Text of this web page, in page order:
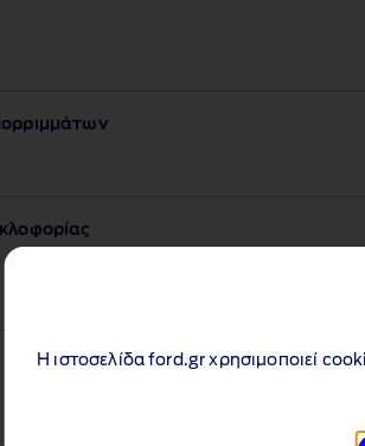
Η ιστοσελίδα ford.gr χρησιμοποιεί